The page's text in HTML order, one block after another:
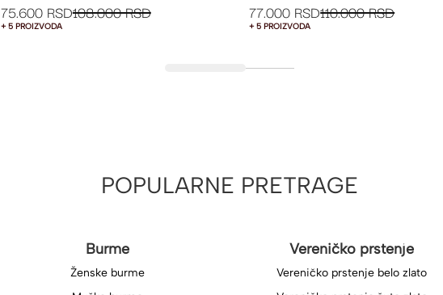
75.600 RSD108.000 RSD
+ 5 PROIZVODA
77.000 RSD110.000 RSD
+ 5 PROIZVODA
POPULARNE PRETRAGE
Burme
Ženske burme
Vereničko prstenje
Vereničko prstenje belo zlato